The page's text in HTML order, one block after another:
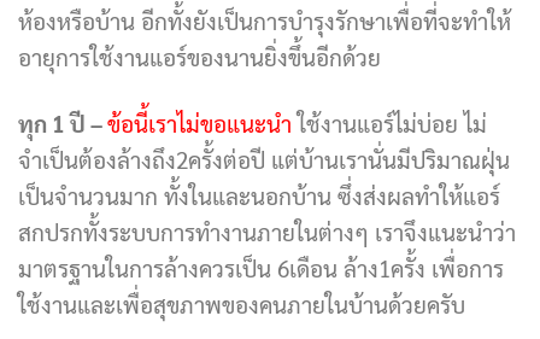
ห้องหรือบ้าน อีกทั้งยังเป็นการบำรุงรักษาเพื่อที่จะทำให้
อายุการใช้งานแอร์ของนานยิ่งขึ้นอีกด้วย
ทุก 1 ปี –ข้อนี้เราไม่ขอแนะนำใช้งานแอร์ไม่บ่อย ไม่
จำเป็นต้องล้างถึง2ครั้งต่อปี แต่บ้านเรานั่นมีปริมาณฝุ่น
เป็นจำนวนมาก ทั้งในและนอกบ้าน ซึ่งส่งผลทำให้แอร์
สกปรกทั้งระบบการทำงานภายในต่างๆ เราจึงแนะนำว่า
มาตรฐานในการล้างควรเป็น 6เดือน ล้าง1ครั้ง เพื่อการ
ใช้งานและเพื่อสุขภาพของคนภายในบ้านด้วยครับ